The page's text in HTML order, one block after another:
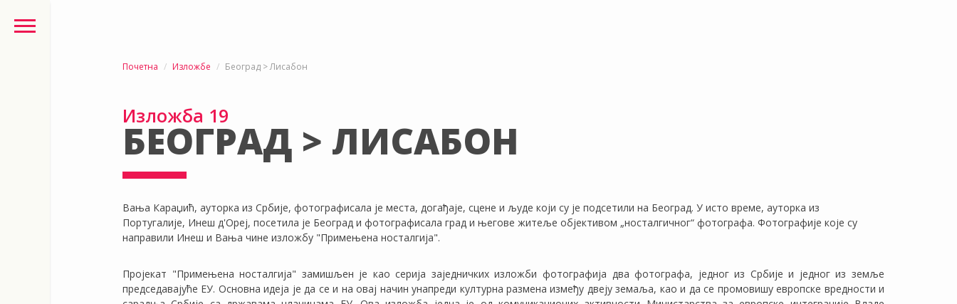
Почетна Изложбе Београд > Лисабон
Изложба 19
БЕОГРАД > ЛИСАБОН
Вања Караџић, ауторка из Србије, фотографисала је места, догађаје, сцене и људе који су је подсетили на Београд. У исто време, ауторка из
Португалије, Инеш д'Ореј, посетила је Београд и фотографисала град и његове житеље објективом „носталгичног“ фотографа. Фотографије које су
направили Инеш и Вања чине изложбу "Примењена носталгија".
Пројекат "Примењена носталгија" замишљен је као серија заједничких изложби фотографија два фотографа, једног из Србије и једног из земље
председавајуће ЕУ. Основна идеја је да се и на овај начин унапреди културна размена између двеју земаља, као и да се промовишу европске вредности и